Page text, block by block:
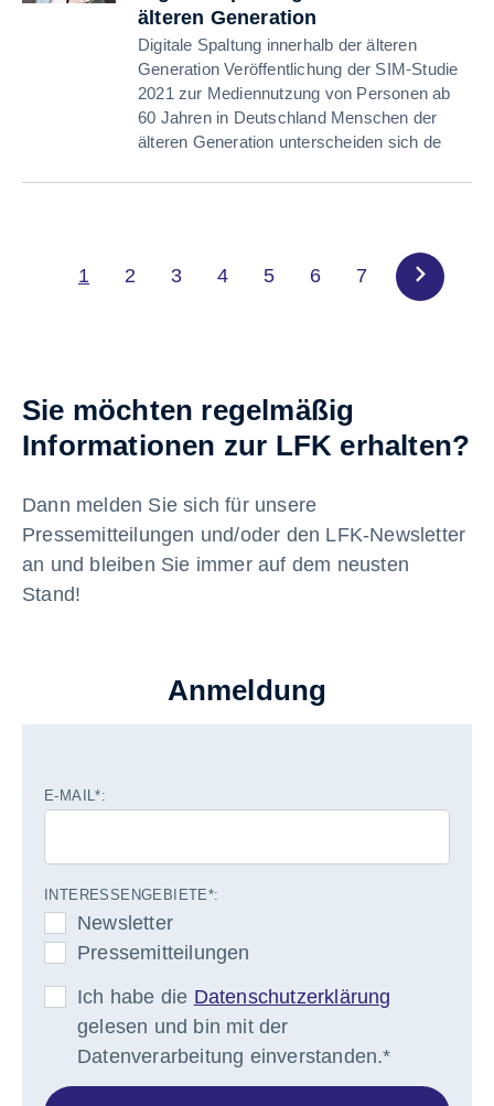
älteren Generation
Digitale Spaltung innerhalb der älteren
Generation Veröffentlichung der SIM-Studie
2021 zur Mediennutzung von Personen ab
60 Jahren in Deutschland Menschen der
älteren Generation unterscheiden sich de
1 2 3 4 5 6 7
Sie möchten regelmäßig
Informationen zur LFK erhalten?
Dann melden Sie sich für unsere
Pressemitteilungen und/oder den LFK-Newsletter
an und bleiben Sie immer auf dem neusten
Stand!
Anmeldung
E-MAIL*:
INTERESSENGEBIETE*:
Newsletter
Pressemitteilungen
Ich habe die Datenschutzerklärung
gelesen und bin mit der
Datenverarbeitung einverstanden.*